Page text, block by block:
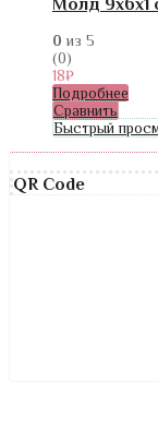
0 из 5
(0)
18₽
Подробнее
Сравнить
Быстрый
QR Code